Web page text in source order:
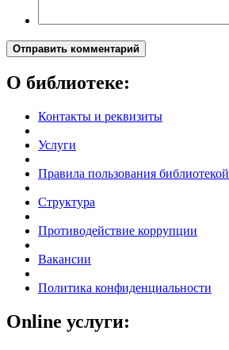
Отправить комментарий
О библиотеке:
Контакты и реквизиты
Услуги
Правила пользования библиотекой
Структура
Противодействие коррупции
Вакансии
Политика конфиденциальности
Online услуги: